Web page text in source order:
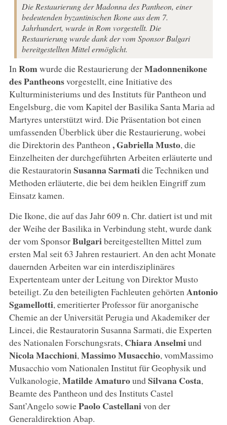
Die Restaurierung der Madonna des Pantheon, einer
bedeutenden byzantinischen Ikone aus dem 7.
Jahrhundert, wurde in Rom vorgestellt. Die
Restaurierung wurde dank der vom Sponsor Bulgari
bereitgestellten Mittel ermöglicht.
In Romwurde die Restaurierung derMadonnenikone
des Pantheonsvorgestellt, eine Initiative des
Kulturministeriums und des Instituts für Pantheon und
Engelsburg, die vom Kapitel der Basilika Santa Maria ad
Martyres unterstützt wird. Die Präsentation bot einen
umfassenden Überblick über die Restaurierung, wobei
die Direktorin des Pantheon , Gabriella Musto, die
Einzelheiten der durchgeführten Arbeiten erläuterte und
die Restauratorin Susanna Sarmatidie Techniken und
Methoden erläuterte, die bei dem heiklen Eingriff zum
Einsatz kamen.
Die Ikone, die auf das Jahr 609 n. Chr. datiert ist und mit
der Weihe der Basilika in Verbindung steht, wurde dank
der vom SponsorBulgaribereitgestellten Mittel zum
ersten Mal seit 63 Jahren restauriert. An den acht Monate
dauernden Arbeiten war ein interdisziplinäres
Expertenteam unter der Leitung von Direktor Musto
beteiligt. Zu den beteiligten Fachleuten gehörten Antonio
Sgamellotti, emeritierter Professor für anorganische
Chemie an der Universität Perugia und Akademiker der
Lincei, die Restauratorin Susanna Sarmati, die Experten
des Nationalen Forschungsrats, Chiara Anselmiund
Nicola Macchioni, Massimo Musacchio, vomMassimo
Musacchio vom Nationalen Institut für Geophysik und
Vulkanologie, Matilde AmaturoundSilvana Costa,
Beamte des Pantheon und des Instituts Castel
Sant’Angelo sowiePaolo Castellanivon der
Generaldirektion Abap.